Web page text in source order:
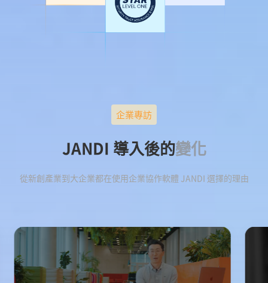
企業專訪
JANDI 導入後的變化
從新創產業到大企業都在使用企業協作軟體 JANDI 選擇的理由